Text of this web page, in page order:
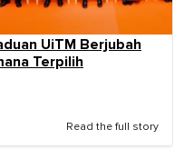
UiTM Berjubah
Terpilih
Read the full story